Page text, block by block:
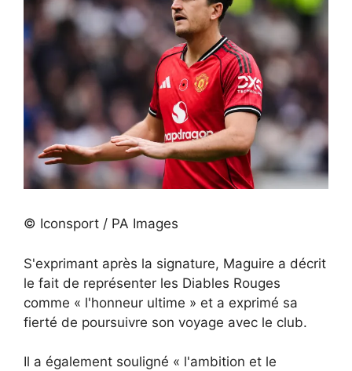
© Iconsport / PA Images
S'exprimant après la signature, Maguire a décrit
le fait de représenter les Diables Rouges
comme « l'honneur ultime » et a exprimé sa
fierté de poursuivre son voyage avec le club.
Il a également souligné « l'ambition et le